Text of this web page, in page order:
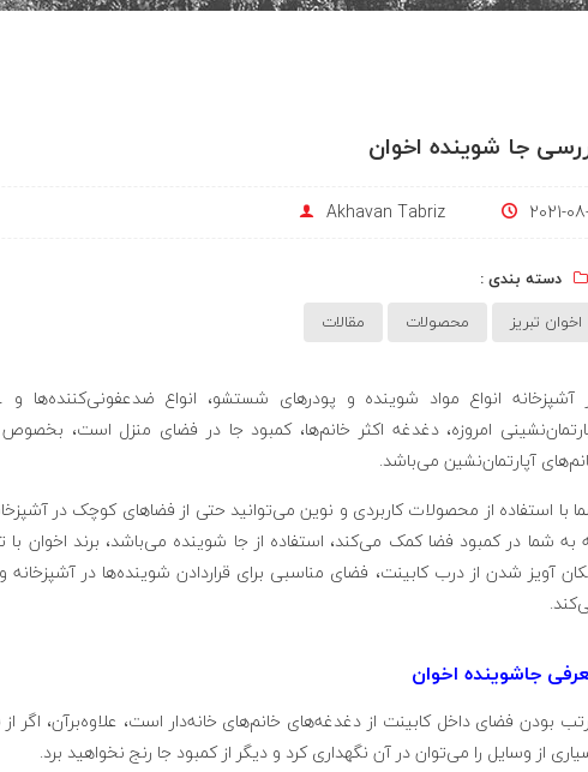
جا شوینده اخوان
2021-
Akhavan Tabriz
دسته بندی :
اخوان تبریز
محصولات مقالات
آشپزخانه انواع مواد شوینده و پودر‌های شستشو، انواع
امروزه، دغدغه اکثر خانم‌ها، کمبود جا در فضای منزل است،
آپارتمان‌نشین می‌باشد.
با استفاده از محصولات کاربردی و نوین می‌توانید حتی از فضا‌های کوچک در
به شما در کمبود فضا کمک می‌کند، استفاده از جا شوینده می‌باشد، برند اخوان
آویز شدن از درب کابینت، فضای مناسبی برای قراردادن شوینده‌ها در آشپزخانه
جاشوینده اخوان
بودن فضای داخل کابینت از دغدغه‌های خانم‌های خانه‌دار است، علاوه‌برآن،
از وسایل را می‌توان در آن نگهداری کرد و دیگر از کمبود جا رنج نخواهید برد.